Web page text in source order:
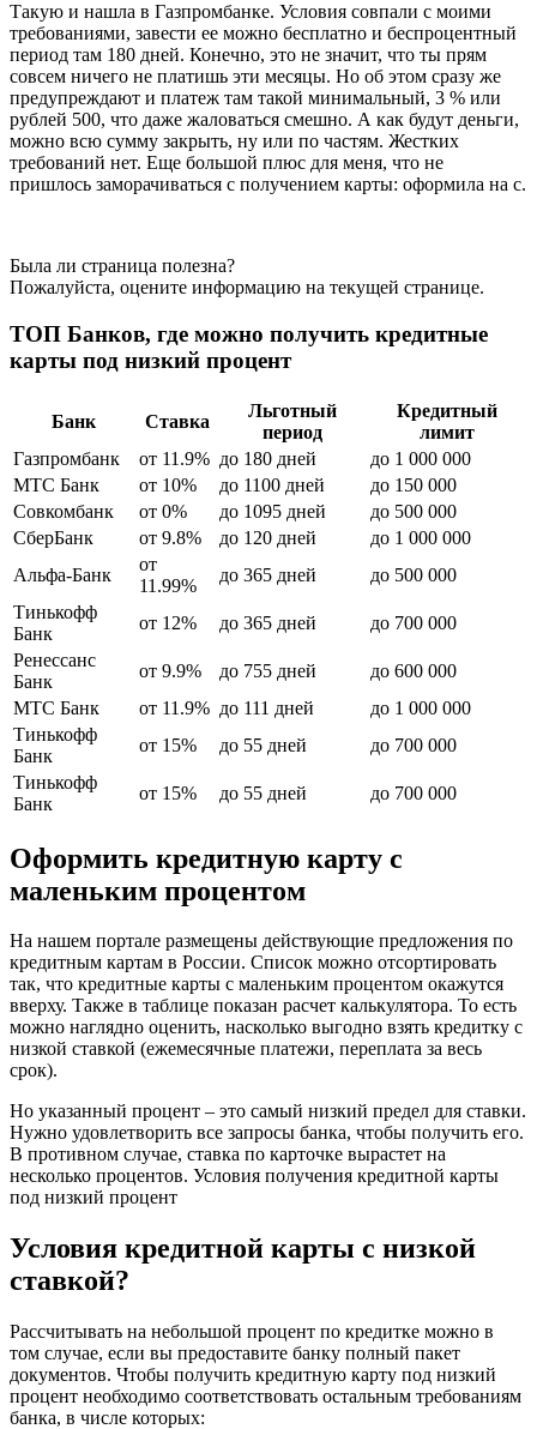
Такую и нашла в Газпромбанке. Условия совпали с моими
требованиями, завести ее можно бесплатно и беспроцентный
период там 180 дней. Конечно, это не значит, что ты прям
совсем ничего не платишь эти месяцы. Но об этом сразу же
предупреждают и платеж там такой минимальный, 3 % или
рублей 500, что даже жаловаться смешно. А как будут деньги,
можно всю сумму закрыть, ну или по частям. Жестких
требований нет. Еще большой плюс для меня, что не
пришлось заморачиваться с получением карты: оформила на с.
Была ли страница полезна?
Пожалуйста, оцените информацию на текущей странице.
ТОП Банков, где можно получить кредитные
карты под низкий процент
Банк Ставка
Льготный
период
Кредитный
лимит
Газпромбанк
от 11.9% до 180 дней
до 1 000 000
МТС Банк
от 10% до 1100 дней
до 150 000
Совкомбанк
от 0% до 1095 дней
до 500 000
СберБанк
от 9.8% до 120 дней
до 1 000 000
Альфа-Банк
от
11.99%
до 365 дней
до 500 000
Тинькофф
Банк
от 12% до 365 дней
до 700 000
Ренессанс
Банк
от 9.9% до 755 дней
до 600 000
МТС Банк
от 11.9% до 111 дней
до 1 000 000
Тинькофф
Банк
от 15% до 55 дней
до 700 000
Тинькофф
Банк
от 15% до 55 дней до 700 000
Оформить кредитную карту с
маленьким процентом
На нашем портале размещены действующие предложения по
кредитным картам в России. Список можно отсортировать
так, что кредитные карты с маленьким процентом окажутся
вверху. Также в таблице показан расчет калькулятора. То есть
можно наглядно оценить, насколько выгодно взять кредитку с
низкой ставкой (ежемесячные платежи, переплата за весь
срок).
Но указанный процент – это самый низкий предел для ставки.
Нужно удовлетворить все запросы банка, чтобы получить его.
В противном случае, ставка по карточке вырастет на
несколько процентов. Условия получения кредитной карты
под низкий процент
Условия кредитной карты с низкой
ставкой?
Рассчитывать на небольшой процент по кредитке можно в
том случае, если вы предоставите банку полный пакет
документов. Чтобы получить кредитную карту под низкий
процент необходимо соответствовать остальным требованиям
банка, в числе которых: